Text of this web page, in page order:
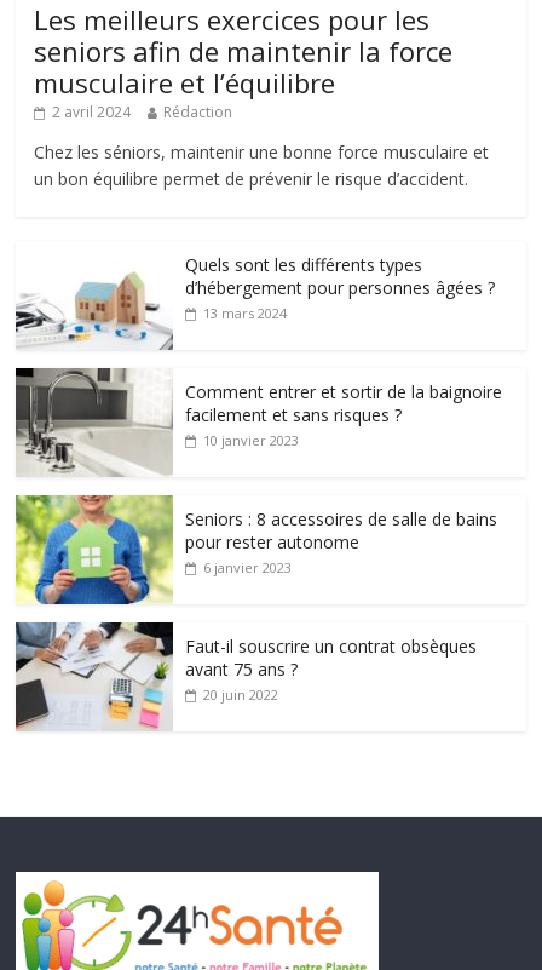
Les meilleurs exercices pour les
seniors afin de maintenir la force
musculaire et l’équilibre
2 avril 2024 Rédaction
Chez les séniors, maintenir une bonne force musculaire et
un bon équilibre permet de prévenir le risque d’accident.
Quels sont les différents types
d’hébergement pour personnes âgées ?
13 mars 2024
Comment entrer et sortir de la baignoire
facilement et sans risques ?
10 janvier 2023
Seniors : 8 accessoires de salle de bains
pour rester autonome
6 janvier 2023
Faut-il souscrire un contrat obsèques
avant 75 ans ?
20 juin 2022